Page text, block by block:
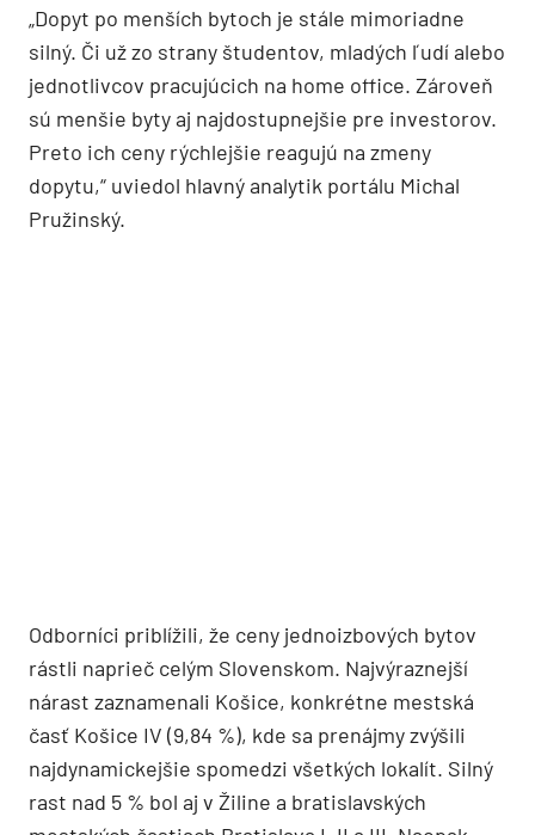
„Dopyt po menších bytoch je stále mimoriadne
silný. Či už zo strany študentov, mladých ľudí alebo
jednotlivcov pracujúcich na home office. Zároveň
sú menšie byty aj najdostupnejšie pre investorov.
Preto ich ceny rýchlejšie reagujú na zmeny
dopytu,“ uviedol hlavný analytik portálu Michal
Pružinský.
Odborníci priblížili, že ceny jednoizbových bytov
rástli naprieč celým Slovenskom. Najvýraznejší
nárast zaznamenali Košice, konkrétne mestská
časť Košice IV (9,84 %), kde sa prenájmy zvýšili
najdynamickejšie spomedzi všetkých lokalít. Silný
rast nad 5 % bol aj v Žiline a bratislavských